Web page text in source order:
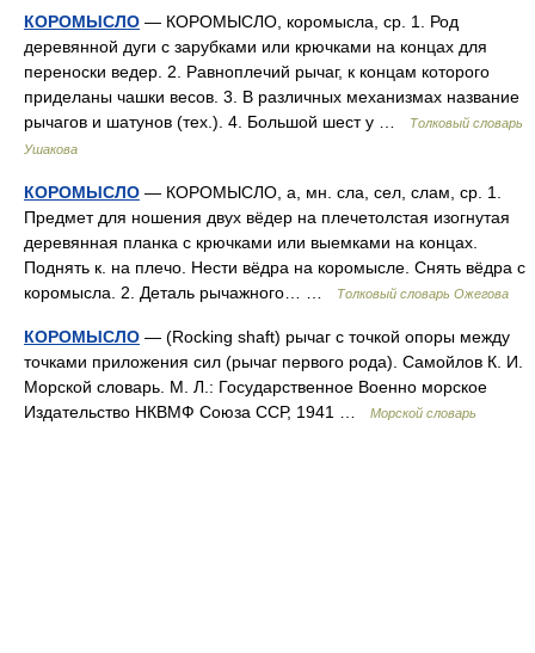
КОРОМЫСЛО — КОРОМЫСЛО, коромысла, ср. 1. Род
деревянной дуги с зарубками или крючками на концах для
переноски ведер. 2. Равноплечий рычаг, к концам которого
приделаны чашки весов. 3. В различных механизмах название
рычагов и шатунов (тех.). 4. Большой шест у …
Толковый словарь
Ушакова
КОРОМЫСЛО — КОРОМЫСЛО, а, мн. сла, сел, слам, ср. 1.
Предмет для ношения двух вёдер на плечетолстая изогнутая
деревянная планка с крючками или выемками на концах.
Поднять к. на плечо. Нести вёдра на коромысле. Снять вёдра с
коромысла. 2. Деталь рычажного… …
Толковый словарь Ожегова
КОРОМЫСЛО — (Rocking shaft) рычаг с точкой опоры между
точками приложения сил (рычаг первого рода). Самойлов К. И.
Морской словарь. М. Л.: Государственное Военно морское
Издательство НКВМФ Союза ССР, 1941 …
Морской словарь